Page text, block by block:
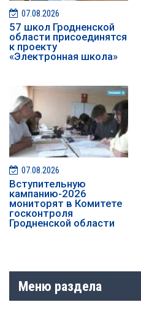
07.08.2026
57 школ Гродненской
области присоединятся
к проекту
«Электронная школа»
07.08.2026
️️Вступительную
кампанию-2026
мониторят в Комитете
госконтроля
Гродненской области
Меню раздела